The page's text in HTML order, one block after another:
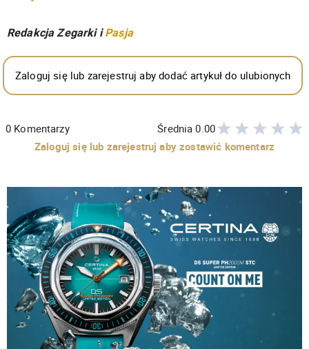
Redakcja Zegarki iPasja
Zaloguj się lub zarejestruj aby dodać artykuł do ulubionych
0 Komentarzy Średnia0.00
Zaloguj się lub zarejestruj aby zostawić komentarz